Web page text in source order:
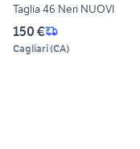
Taglia 46 Neri NUOVI
150 €
Cagliari(CA)